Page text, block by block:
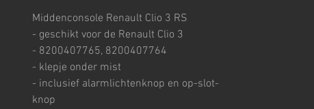
Middenconsole Renault Clio 3 RS
- geschikt voor de Renault Clio 3
- 8200407765, 8200407764
- klepje onder mist
- inclusief alarmlichtenknop en op-slot-
knop